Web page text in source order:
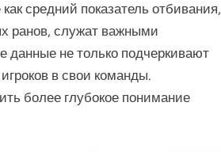
средний показатель отбивания,
ранов, служат важными
данные не только подчеркивают
в свои команды.
более глубокое понимание